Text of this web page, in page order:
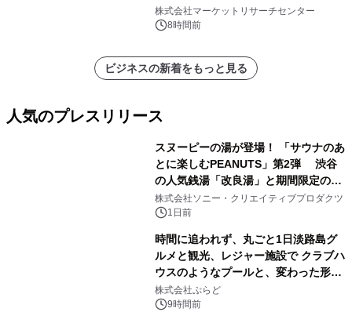
レポートを発表
株式会社マーケットリサーチセンター
8時間前
ビジネスの新着をもっと見る
人気のプレスリリース
スヌーピーの湯が登場！ 「サウナのあ
とに楽しむPEANUTS」第2弾 渋谷
の人気銭湯「改良湯」と期間限定のコ
ラボレーション サウナイキタイコラ
ボグッズも発売決定！
株式会社ソニー・クリエイティブプロダクツ
1日前
時間に追われず、丸ごと1日淡路島グ
ルメと観光、レジャー施設で クラブハ
ウスのようなプールと、変わった形の
サウナも 「THE BOXY AWAJI」のお
得な素泊まり連泊プランで
株式会社ぷらど
9時間前